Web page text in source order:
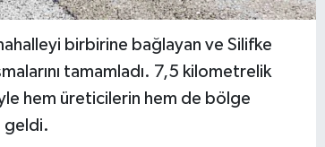
birbirine bağlayan ve Silifke
tamamladı. 7,5 kilometrelik
hem üreticilerin hem de bölge
geldi.